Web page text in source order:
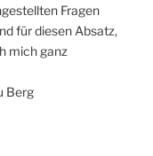
Fragen
für diesen Absatz,
mich ganz
Berg